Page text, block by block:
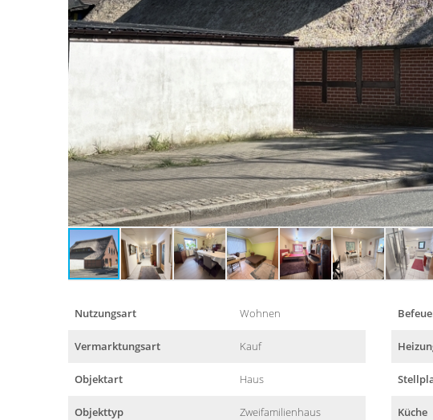
Nutzungsart Wohnen
Vermarktungsart Kauf
Objektart Haus
Objekttyp Zweifamilienhaus Küche